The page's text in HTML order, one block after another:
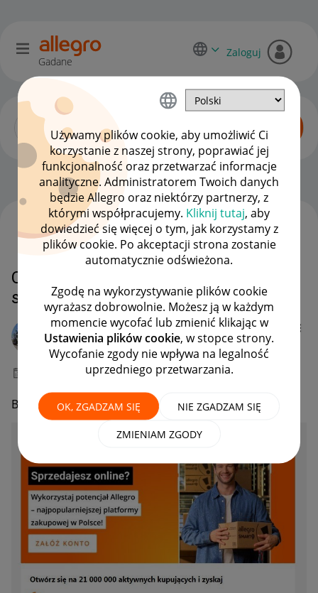
Używamy plików cookie, aby umożliwić Ci
korzystanie z naszej strony, poprawiać jej
funkcjonalność oraz przetwarzać informacje
analityczne. Administratorem Twoich danych
będzie Allegro oraz niektórzy partnerzy, z
którymi współpracujemy. Kliknij tutaj, aby
dowiedzieć się więcej o tym, jak korzystamy z
plików cookie. Po akceptacji strona zostanie
automatycznie odświeżona.
Zgodę na wykorzystywanie plików cookie
wyrażasz dobrowolnie. Możesz ją w każdym
momencie wycofać lub zmienić klikając w
Ustawienia plików cookie, w stopce strony.
Wycofanie zgody nie wpływa na legalność
uprzedniego przetwarzania.
OK, ZGADZAM SIĘ NIE ZGADZAM SIĘ
ZMIENIAM ZGODY
Gadane
Zaloguj
Początkujący sprzedawcy OPCJE
Czyżby Allegro odpływali
sprzedawcy ?
kostas11
#21 Demiurg ⭐⭐⭐
13:38
Bombardują reklamami od tygodnia😉
WSZYSTKIE TEMATY